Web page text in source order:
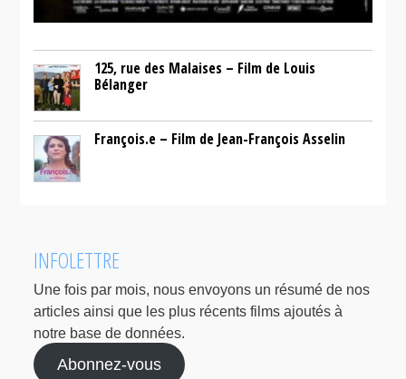
125, rue des Malaises – Film de Louis
Bélanger
François.e – Film de Jean-François Asselin
INFOLETTRE
Une fois par mois, nous envoyons un résumé de nos
articles ainsi que les plus récents films ajoutés à
notre base de données.
Abonnez-vous